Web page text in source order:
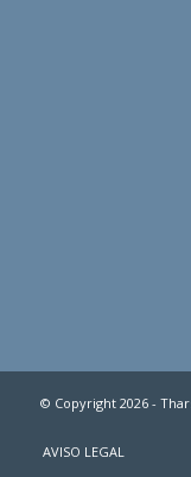
© Copyright 2026 -
AVISO LEGAL